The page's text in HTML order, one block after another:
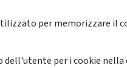
per memorizzare il
dell'utente per i cookie